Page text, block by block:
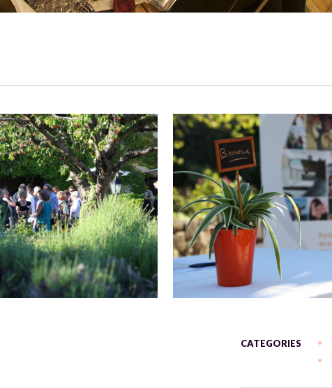
CATEGORIES